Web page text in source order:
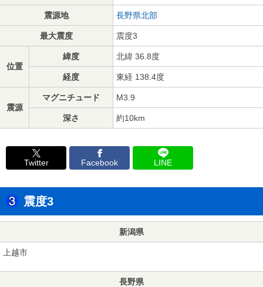
震源地 長野県北部
最大震度 震度3
位置
緯度 北緯 36.8度
経度 東経 138.4度
震源
マグニチュード M3.9
深さ 約10km
Twitter Facebook LINE
震度3
新潟県
上越市
長野県